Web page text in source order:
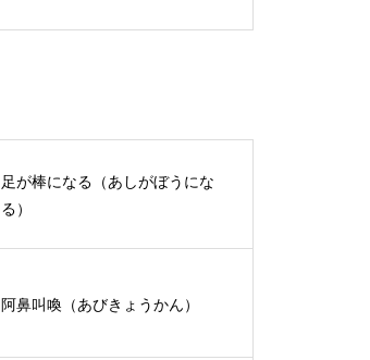
足が棒になる（あしがぼうにな
る）
阿鼻叫喚（あびきょうかん）